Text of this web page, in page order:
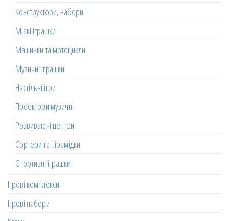
Конструктори, набори
М'які іграшки
Машинки та мотоцикли
Музичні іграшки
Настільні ігри
Проектори музичні
Розвиваючі центри
Сортери та пірамідки
Спортивні іграшки
Ігрові комплекси
Ігрові набори